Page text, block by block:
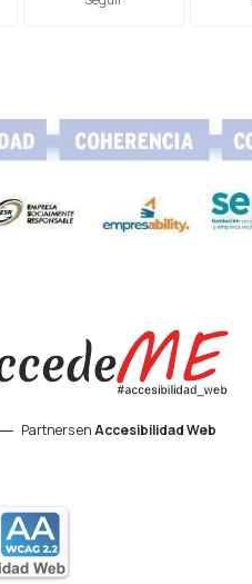
Partners enAccesibilidad Web